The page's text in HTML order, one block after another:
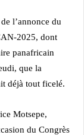
l’annonce du
2025, dont
panafricain
que la
déjà tout ficelé.
Motsepe,
du Congrès